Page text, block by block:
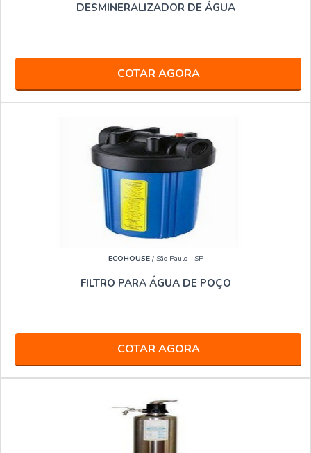
DESMINERALIZADOR DE ÁGUA
COTAR AGORA
ECOHOUSE/ São Paulo - SP
FILTRO PARA ÁGUA DE POÇO
COTAR AGORA